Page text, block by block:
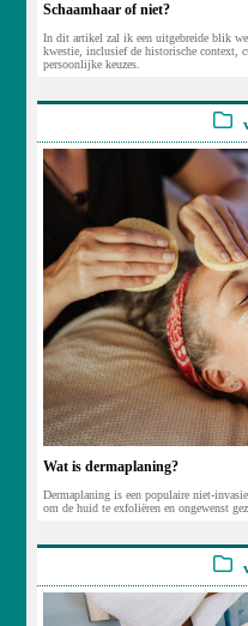
Schaamhaar of niet?
In dit artikel zal ik een uitgebreide blik
kwestie, inclusief de historische context,
persoonlijke keuzes.
Wat is dermaplaning?
Dermaplaning is een populaire niet-
om de huid te exfoliëren en ongewenst